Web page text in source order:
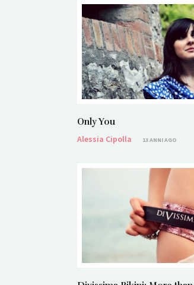
Only You
Alessia Cipolla
13 ANNI AGO